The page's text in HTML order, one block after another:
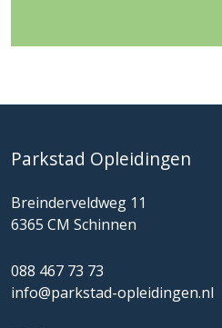
Parkstad Opleidingen
Breinderveldweg 11
6365 CM Schinnen
088 467 73 73
info@parkstad-opleidingen.nl